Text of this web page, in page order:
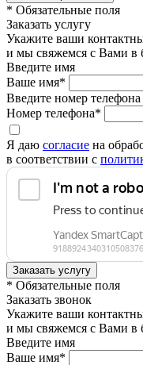
* Обязательные поля
Заказать услугу
Укажите ваши
и мы свяжемся с Вами в
Введите имя
Ваше имя*
Введите номер телефона
Номер телефона*
Я даю согласие на
в соответствии с
* Обязательные поля
Заказать звонок
Укажите ваши
и мы свяжемся с Вами в
Введите имя
Ваше имя*